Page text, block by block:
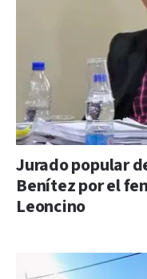
Jurado popular
Benítez por el
Leoncino